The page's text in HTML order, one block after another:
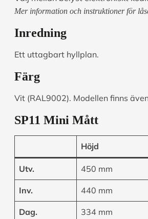
Mer information och instruktioner för
Inredning
Ett uttagbart hyllplan.
Färg
Vit (RAL9002). Modellen finns
SP11 Mini Mått
Höjd
Utv. 450 mm
Inv. 440 mm
Dag. 334 mm